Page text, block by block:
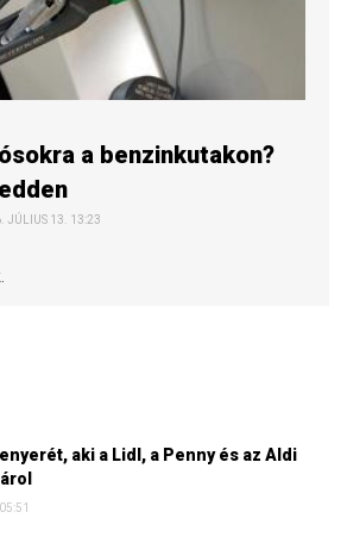
a benzinkutakon?
JÚLIUS 13. 13:23
aki a Lidl, a Penny és az Aldi